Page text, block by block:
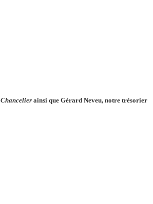
Chancelier ainsi que Gérard Neveu, notre trésorier